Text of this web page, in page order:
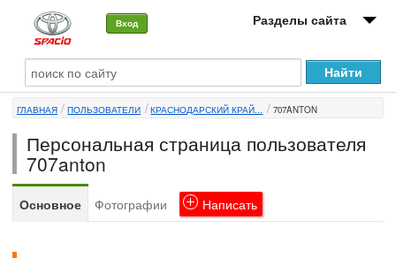
Вход Разделы сайта
О машине
Автоклуб
Форумы
Сервисы и услуги
ГЛАВНАЯ ПОЛЬЗОВАТЕЛИ КРАСНОДАРСКИЙ КРАЙ... 707ANTON
Персональная страница пользователя
707anton
Основное Фотографии Написать